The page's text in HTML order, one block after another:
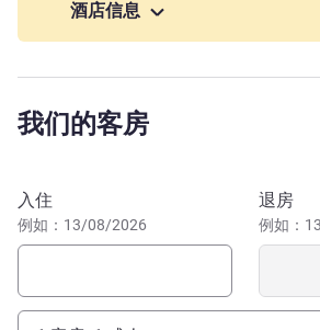
Ghalib Marina 提供精彩丰富的娱乐和
Khanais 的塞提一世神庙。 热爱阳光
娱乐和美食选择。要探索该地区的丰富
马萨阿拉姆是一个宁静的红海景点，以
水和丰富的海洋生物而闻名。客人可以
和浮潜景点、沙漠景观、自然保护区
酒店信息
我们的客房
预订此酒店
入住
例如：13/08/2026
退房
例如：